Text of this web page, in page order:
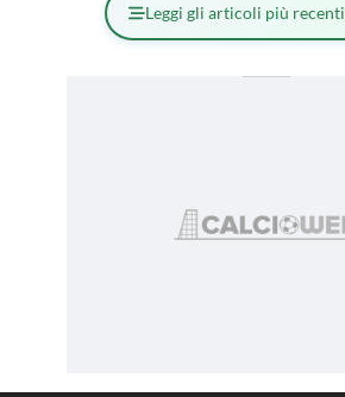
Leggi gli articoli più